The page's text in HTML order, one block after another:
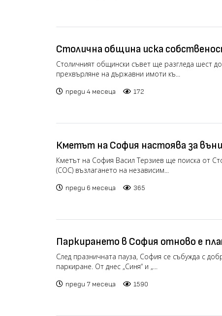
Столична община иска
държавни имота
Столичният общински съвет ще разгледа шест
прехвърляне на държавни имоти къ...
преди 4 месеца 172
Кметът на София настоява за
транспортните дружества
Кметът на София Васил Терзиев ще поиска от
(СОС) възлагането на независим...
преди 6 месеца 365
Паркирането в София отново е
цените (видео)
След празничната пауза, София се събужда с
паркиране. От днес „Синя“ и „...
преди 7 месеца 1590